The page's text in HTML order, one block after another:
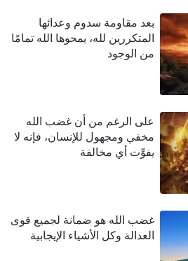
بعد مقاومة سدوم وعدائها
المتكررين لله، يمحوها الله تمامًا
من الوجود
على الرغم من أن غضب الله
مخفي ومجهول للإنسان، فإنه لا
يفوِّت أي مخالفة
غضب الله هو ضمانة لجميع قوى
العدالة وكل الأشياء الإيجابية